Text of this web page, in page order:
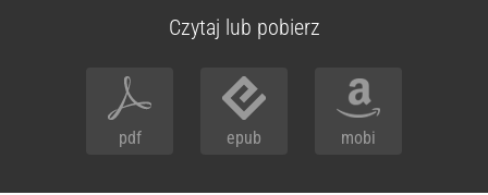
Czytaj lub pobierz
pdf epub mobi